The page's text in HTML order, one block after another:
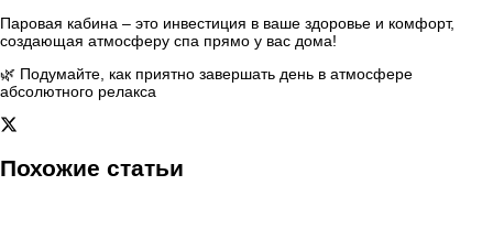
Паровая кабина – это инвестиция в ваше здоровье и комфорт,
создающая атмосферу спа прямо у вас дома!
🌿 Подумайте, как приятно завершать день в атмосфере
абсолютного релакса
Похожие статьи